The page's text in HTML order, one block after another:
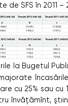
SFS în 2011 –
la Bugetul
cu 25% sau cu
învăţămînt,